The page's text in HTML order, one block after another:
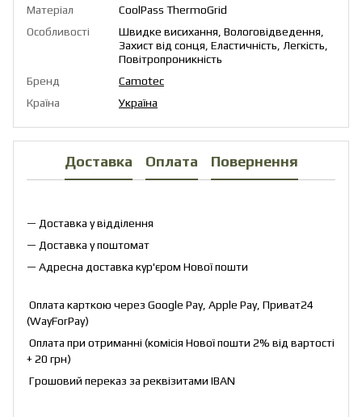
Матеріал
CoolPass ThermoGrid
Особливості
Швидке висихання, Вологовідведення,
Захист від сонця, Еластичність, Легкість,
Повітропроникність
Бренд
Camotec
Країна
Україна
Доставка Оплата Повернення
— Доставка у відділення
— Доставка у поштомат
— Адресна доставка кур'єром Нової пошти
Оплата карткою через Google Pay, Apple Pay, Приват24
(WayForPay)
Оплата при отриманні (комісія Нової пошти 2% від вартості
+ 20 грн)
Грошовий переказ за реквізитами IBAN